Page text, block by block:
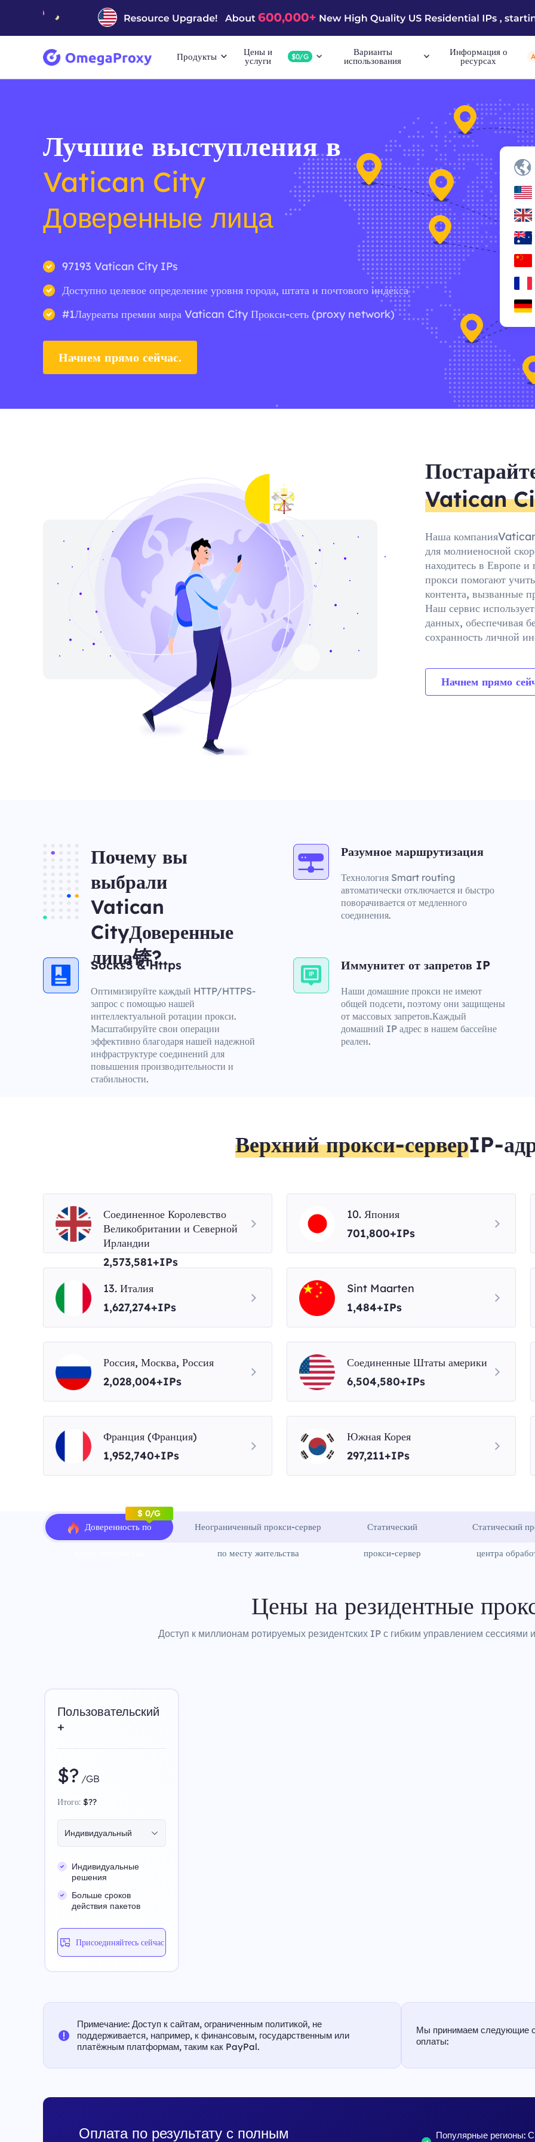
Продукты Цены и
услуги $0/G Варианты
использования
Информация о
ресурсах
Лучшие выступления в
Vatican City
Доверенные лица
97193 Vatican City IPs
Доступно целевое определение уровня города, штата и почтового индекса
#1Лауреаты премии мира Vatican City Прокси-сеть (proxy network)
Начнем прямо сейчас.
Vatican
Наша
для молниеносной
находитесь в Европе
прокси помогают
контента, вызванные
Наш сервис
данных, обеспечивая
сохранность личной
Начнем прямо
Почему вы
выбрали
Vatican
CityДоверенные
лица锛?
Разумное маршрутизация
Технология Smart routing
автоматически отключается и быстро
поворачивается от медленного
соединения.
Socks5 & Https
Оптимизируйте каждый HTTP/HTTPS-
запрос с помощью нашей
интеллектуальной ротации прокси.
Масштабируйте свои операции
эффективно благодаря нашей надежной
инфраструктуре соединений для
повышения производительности и
стабильности.
Иммунитет от запретов IP
Наши домашние прокси не имеют
общей подсети, поэтому они защищены
от массовых запретов.Каждый
домашний IP адрес в нашем бассейне
реален.
Верхний прокси-серверIP-
Соединенное Королевство
Великобритании и Северной
Ирландии
2,573,581+IPs
10. Япония
701,800+IPs
13. Италия
1,627,274+IPs
Sint Maarten
1,484+IPs
Россия, Москва, Россия
2,028,004+IPs
Соединенные Штаты америки
6,504,580+IPs
Франция (Франция)
1,952,740+IPs
Южная Корея
297,211+IPs
Доверенность по
$ 0/G
Неограниченный прокси-сервер
по месту жительства
Статический
прокси-сервер
Статический
центра
Цены на резидентные
Доступ к миллионам ротируемых резидентских IP с гибким управлением сессиями
Пользовательский
+
$? /GB
Итого: $??
Индивидуальный
Индивидуальные
решения
Больше сроков
действия пакетов
Присоединяйтесь сейчас
Примечание: Доступ к сайтам, ограниченным политикой, не
поддерживается, например, к финансовым, государственным или
платёжным платформам, таким как PayPal.
Мы принимаем следующие
оплаты:
Оплата по результату с полным Популярные регионы: